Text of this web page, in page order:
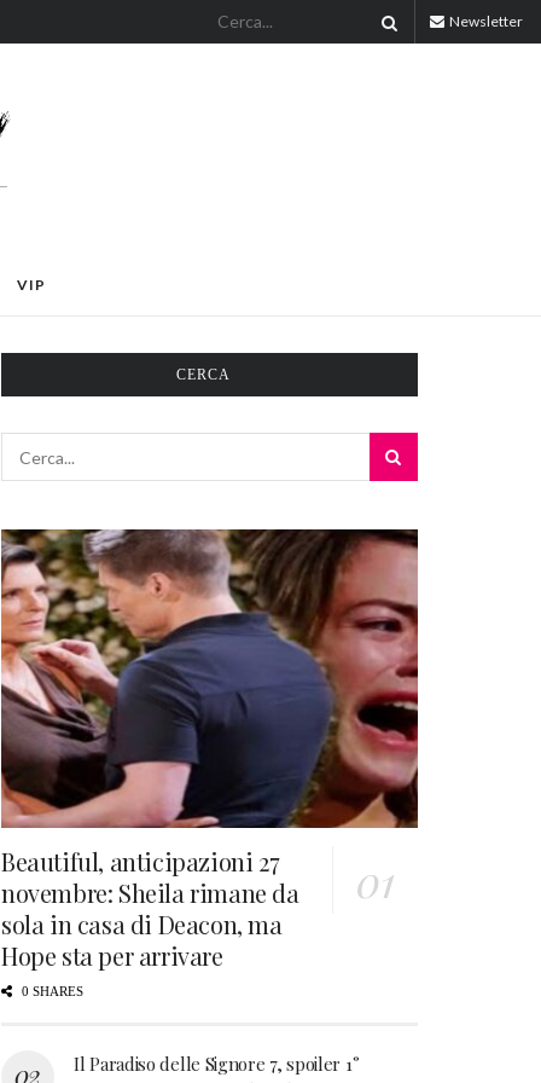
Newsletter
VIP
CERCA
Beautiful, anticipazioni 27
novembre: Sheila rimane da
sola in casa di Deacon, ma
Hope sta per arrivare
0 SHARES
Il Paradiso delle Signore 7, spoiler 1°